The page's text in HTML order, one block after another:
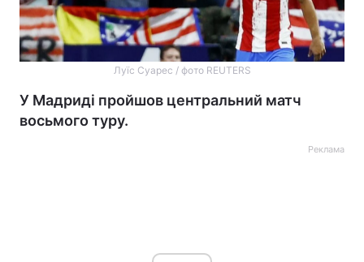
Луїс Суарес / фото REUTERS
У Мадриді пройшов центральний матч
восьмого туру.
Реклама